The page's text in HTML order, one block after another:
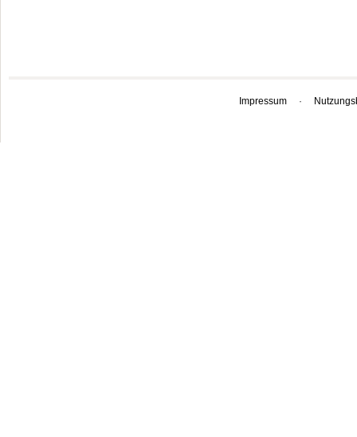
Impressum ·